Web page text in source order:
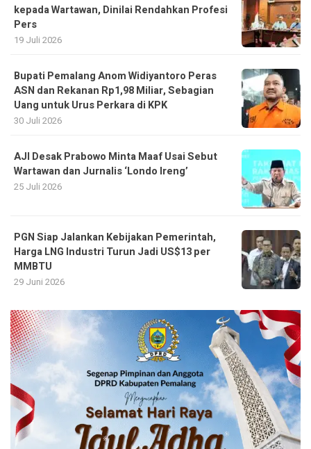
kepada Wartawan, Dinilai Rendahkan Profesi
Pers
19 Juli 2026
Bupati Pemalang Anom Widiyantoro Peras
ASN dan Rekanan Rp1,98 Miliar, Sebagian
Uang untuk Urus Perkara di KPK
30 Juli 2026
AJI Desak Prabowo Minta Maaf Usai Sebut
Wartawan dan Jurnalis ‘Londo Ireng’
25 Juli 2026
PGN Siap Jalankan Kebijakan Pemerintah,
Harga LNG Industri Turun Jadi US$13 per
MMBTU
29 Juni 2026